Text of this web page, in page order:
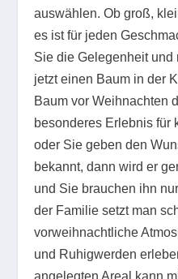
auswählen. Ob groß,
es ist für jeden
Sie die Gelegenheit
jetzt einen Baum in der
Baum vor Weihnachten
besonderes Erlebnis für
oder Sie geben den
bekannt, dann wird er
und Sie brauchen ihn
der Familie setzt man
vorweihnachtliche
und Ruhigwerden
angelegten Areal kann